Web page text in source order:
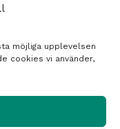
möjliga upplevelsen
cookies vi använder,